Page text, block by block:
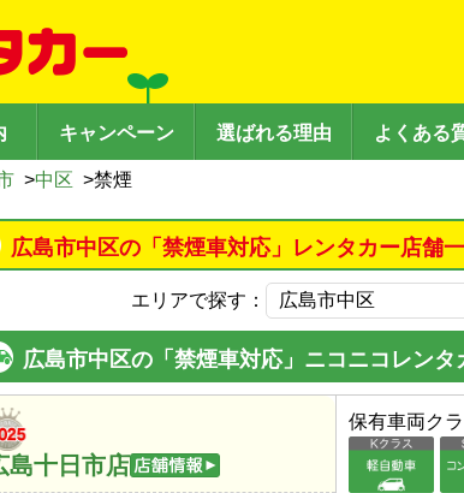
キャンペーン 選ばれる理由 よくある
>中区 >禁煙
広島市中区の「禁煙車対応」レンタカー店舗
エリアで探す：
広島市中区の「禁煙車対応」ニコニコレンタ
島十日市店
保有車両ク